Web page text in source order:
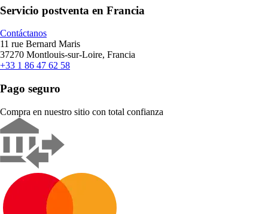
Servicio postventa en Francia
Contáctanos
11 rue Bernard Maris
37270 Montlouis-sur-Loire, Francia
+33 1 86 47 62 58
Pago seguro
Compra en nuestro sitio con total confianza